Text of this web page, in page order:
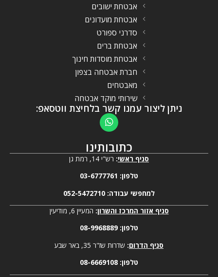
אבטחת ישובים
אבטחת מועדונים
סדרני ספורט
אבטחת ברים
אבטחת מוסדות חינוך
חברת אבטחה בצפון
מאבטחים
שירותי מוקד אבטחה
ניתן ליצור עמנו קשר בלחיצת ווטסאפ:
כתובותינו
סניף ראשי: רש"י 14, רמת גן
טלפון: 03-6777761
למחפשי עבודה: 052-5472710
סניף אזור המרכז והשרון: המעיין 6, מודיעין
טלפון: 08-9968889
סניף הדרום: שדרות שז"ר 35, באר שבע
טלפון: 08-6669108